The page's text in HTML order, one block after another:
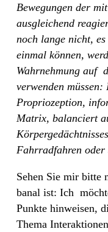
Bewegungen der
ausgleichend
noch lange nicht,
einmal können,
Wahrnehmung auf
verwenden
Propriozeption,
Matrix, balanciert
Fahrradfahren oder
Sehen Sie mir bitte
banal ist: Ich
Punkte hinweisen,
Thema